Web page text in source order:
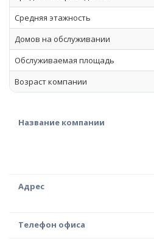
Средняя этажность
Домов на обслуживании
Обслуживаемая площадь
Возраст компании
Название компании
Адрес
Телефон офиса